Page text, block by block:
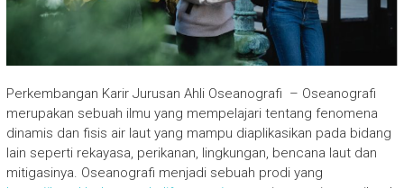
Perkembangan Karir Jurusan Ahli Oseanografi – Oseanografi
merupakan sebuah ilmu yang mempelajari tentang fenomena
dinamis dan fisis air laut yang mampu diaplikasikan pada bidang
lain seperti rekayasa, perikanan, lingkungan, bencana laut dan
mitigasinya. Oseanografi menjadi sebuah prodi yang